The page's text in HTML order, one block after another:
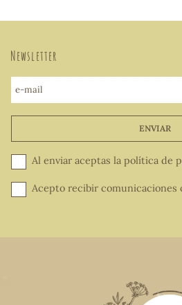
Newsletter
e-mail
ENVIAR
Al enviar aceptas la política de
Acepto recibir comunicaciones